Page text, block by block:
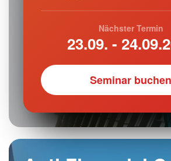
Nächster Termin
23.09. -
Seminar buchen